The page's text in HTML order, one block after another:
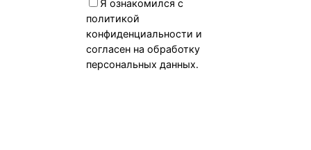
Я ознакомился с
политикой
конфиденциальности и
согласен на обработку
персональных данных.